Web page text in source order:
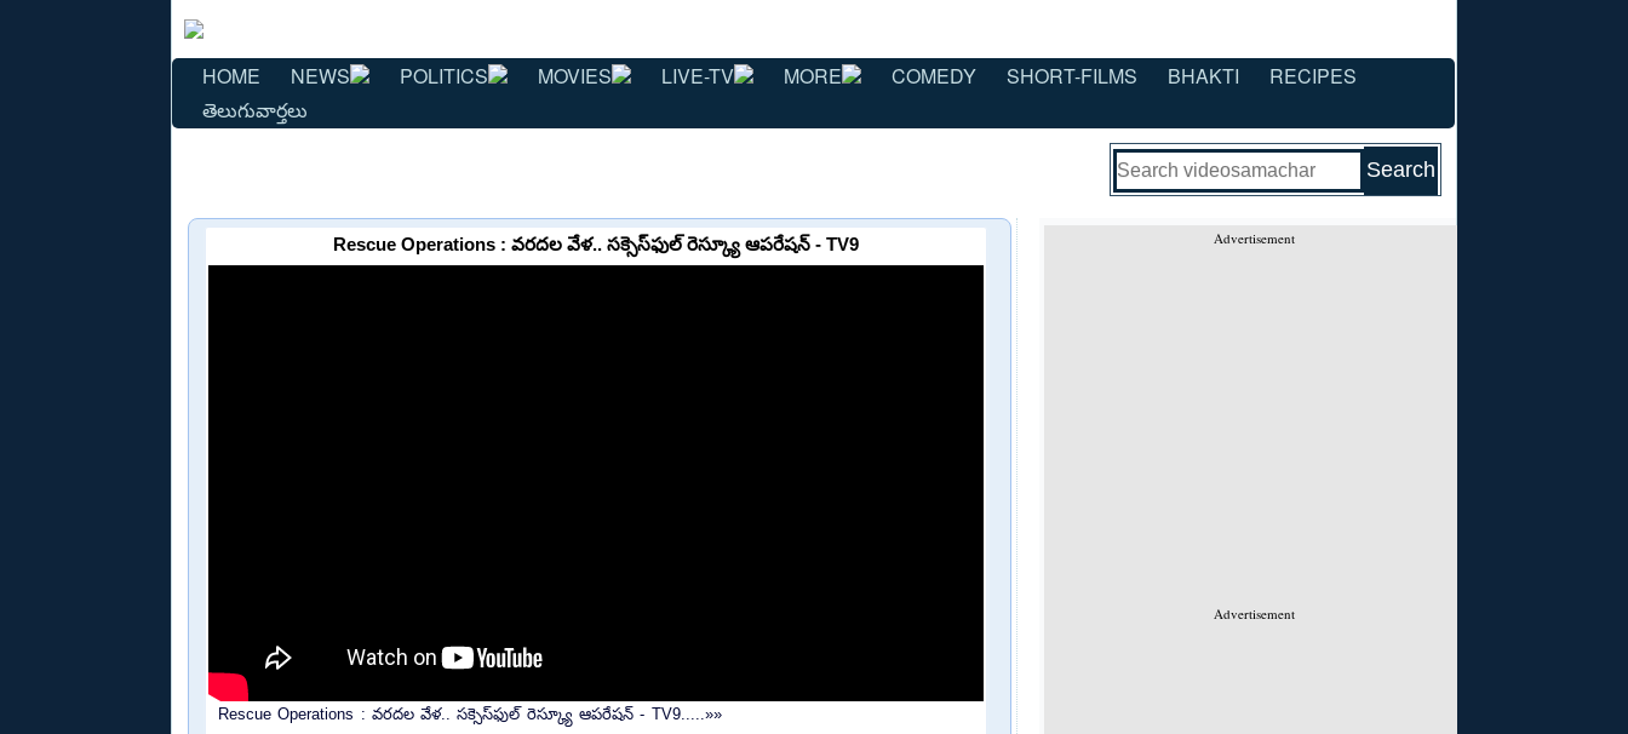
HOME NEWS POLITICS MOVIES LIVE-TV MORE COMEDY SHORT-FILMS BHAKTI
RECIPES
తెలుగువార్తలు
Advertisement
Advertisement
Rescue Operations : వరదల వేళ.. సక్సెస్‌ఫుల్ రెస్క్యూ ఆపరేషన్ - TV9
Rescue Operations : వరదల వేళ.. సక్సెస్‌ఫుల్ రెస్క్యూ ఆపరేషన్ - TV9.....»»